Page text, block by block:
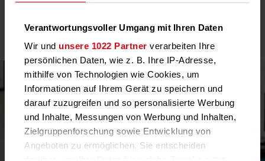
Verantwortungsvoller Umgang mit Ihren Daten
Wir und unsere 1022 Partner verarbeiten Ihre
persönlichen Daten, wie z. B. Ihre IP-Adresse,
mithilfe von Technologien wie Cookies, um
Informationen auf Ihrem Gerät zu speichern und
darauf zuzugreifen und so personalisierte Werbung
und Inhalte, Messungen von Werbung und Inhalten,
Zielgruppenforschung sowie Entwicklung von
Angeboten zu ermöglichen. Sie entscheiden